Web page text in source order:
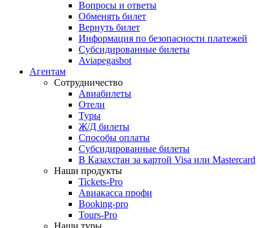
Вопросы и ответы
Обменять билет
Вернуть билет
Информация по безопасности платежей
Субсидированные билеты
Aviapegasbot
Агентам
Сотрудничество
Авиабилеты
Отели
Туры
Ж/Д билеты
Способы оплаты
Субсидированные билеты
В Казахстан за картой Visa или Masterсard
Наши продукты
Tickets-Pro
Авиакасса профи
Booking-pro
Tours-Pro
Наши туры